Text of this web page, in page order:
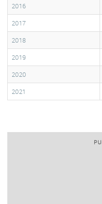
2016
2017
2018
2019
2020
2021